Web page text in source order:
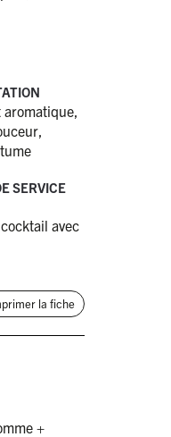
SERVICE
avec
la fiche
+